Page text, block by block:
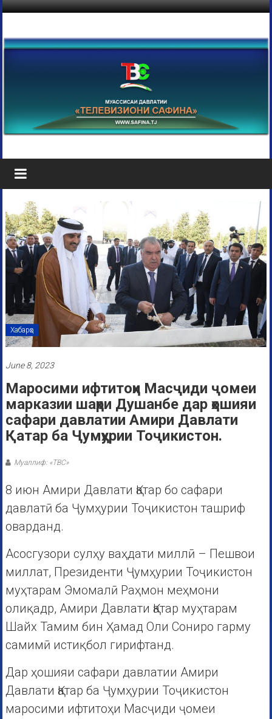
Хабарҳо
June 8, 2023
Маросими ифтитоҳи Масҷиди ҷомеи
марказии шаҳри Душанбе дар ҳошияи
сафари давлатии Амири Давлати
Қатар ба Ҷумҳурии Тоҷикистон.
Муаллиф: «ТВС»
8 июн Амири Давлати Қатар бо сафари
давлатӣ ба Ҷумҳурии Тоҷикистон ташриф
оварданд.
Асосгузори сулҳу ваҳдати миллӣ – Пешвои
миллат, Президенти Ҷумҳурии Тоҷикистон
муҳтарам Эмомалӣ Раҳмон меҳмони
олиқадр, Амири Давлати Қатар муҳтарам
Шайх Тамим бин Ҳамад Оли Сониро гарму
самимӣ истиқбол гирифтанд.
Дар ҳошияи сафари давлатии Амири
Давлати Қатар ба Ҷумҳурии Тоҷикистон
маросими ифтитоҳи Масҷиди ҷомеи